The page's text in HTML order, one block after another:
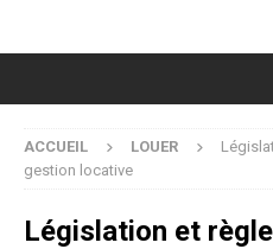
ACCUEIL LOUER
gestion locative
Législation et